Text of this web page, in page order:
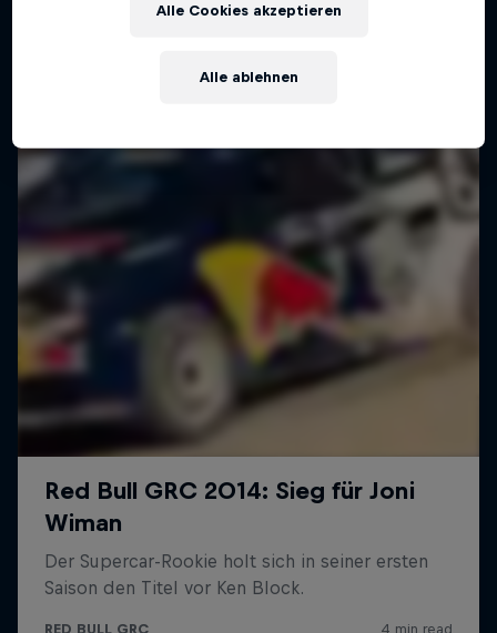
Alle ablehnen
Alle Cookies akzeptieren